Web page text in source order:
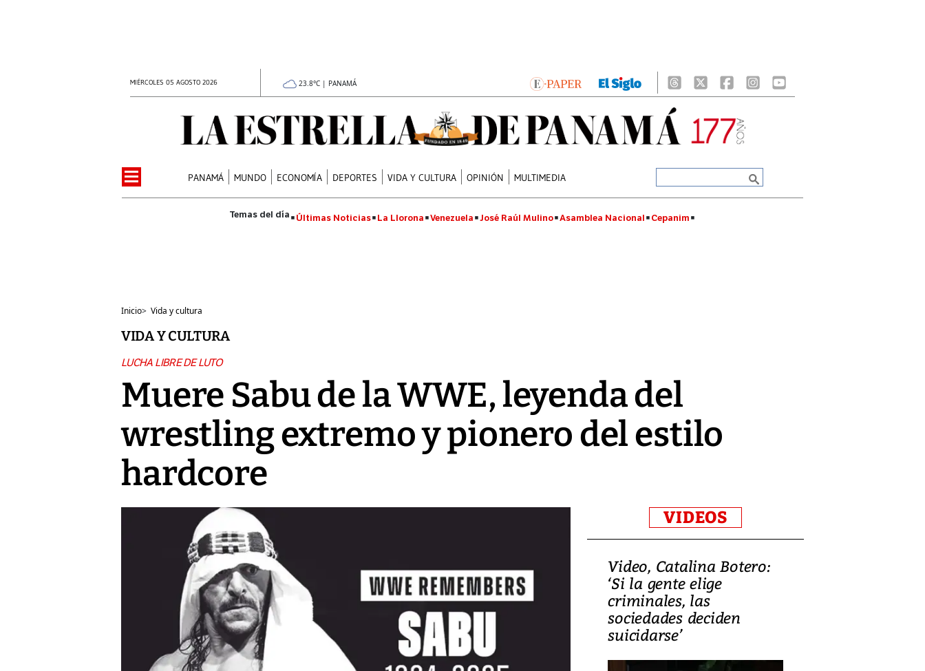
MIÉRCOLES 05 AGOSTO 2026 23.8°C | PANAMÁ
PANAMÁ MUNDO ECONOMÍA DEPORTES VIDA Y CULTURA OPINIÓN MULTIMEDIA
Últimas Noticias La Llorona Venezuela José Raúl Mulino Asamblea Nacional Cepanim
Inicio> Vida y cultura
VIDA Y CULTURA
LUCHA LIBRE DE LUTO
Muere Sabu de la WWE, leyenda del
wrestling extremo y pionero del estilo
hardcore
VIDEOS
Video, Japón: Terremoto
deja heridos y graves
daños en Kumamoto
Video, Catalina Botero:
‘Si la gente elige
criminales, las
sociedades deciden
suicidarse’